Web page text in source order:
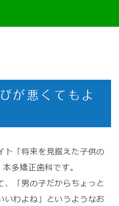
が悪くてもよ
ト「将来を見据えた子供の
多矯正歯科です。
、「男の子だからちょっと
いわよね」というようなお